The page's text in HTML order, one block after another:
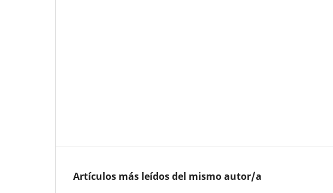
Artículos más leídos del mismo autor/a